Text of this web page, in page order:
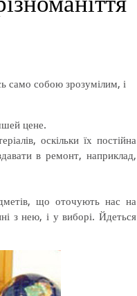
само собою зрозумілим, і
цене.
оскільки їх постійна
в ремонт, наприклад,
що оточують нас на
з нею, і у виборі. Йдеться